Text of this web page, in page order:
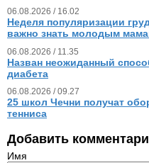
06.08.2026 / 16.02
Неделя популяризации
важно знать молодым
06.08.2026 / 11.35
Назван неожиданный
диабета
06.08.2026 / 09.27
25 школ Чечни получат
тенниса
Добавить
Имя